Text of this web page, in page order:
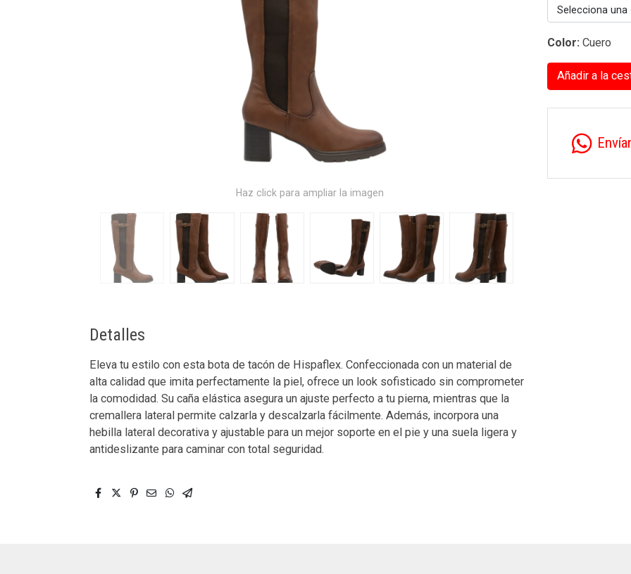
Haz click para ampliar la imagen
Detalles
Eleva tu estilo con esta bota de tacón de Hispaflex. Confeccionada con un material de
alta calidad que imita perfectamente la piel, ofrece un look sofisticado sin comprometer
la comodidad. Su caña elástica asegura un ajuste perfecto a tu pierna, mientras que la
cremallera lateral permite calzarla y descalzarla fácilmente. Además, incorpora una
hebilla lateral decorativa y ajustable para un mejor soporte en el pie y una suela ligera y
antideslizante para caminar con total seguridad.
Selecciona una
Color: Cuero
Añadir a la